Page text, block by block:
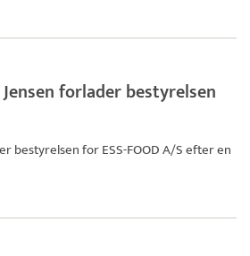
forlader bestyrelsen
bestyrelsen forESS-FOOD A/Sefter en